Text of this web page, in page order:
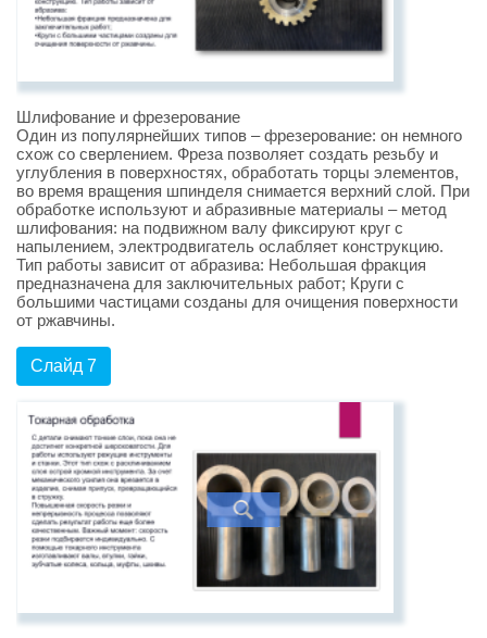
Шлифование и фрезерование
Один из популярнейших типов – фрезерование: он немного
схож со сверлением. Фреза позволяет создать резьбу и
углубления в поверхностях, обработать торцы элементов,
во время вращения шпинделя снимается верхний слой. При
обработке используют и абразивные материалы – метод
шлифования: на подвижном валу фиксируют круг с
напылением, электродвигатель ослабляет конструкцию.
Тип работы зависит от абразива: Небольшая фракция
предназначена для заключительных работ; Круги с
большими частицами созданы для очищения поверхности
от ржавчины.
Слайд 7